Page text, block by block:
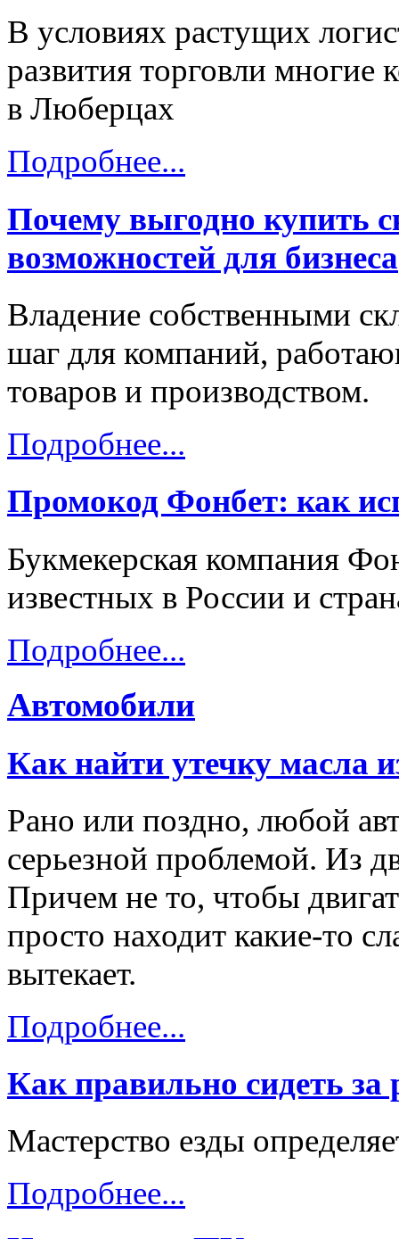
В условиях растущих
развития торговли многие
в Люберцах
Подробнее...
Почему выгодно купить
возможностей для бизнеса
Владение собственными
шаг для компаний,
товаров и производством.
Подробнее...
Промокод Фонбет: как
Букмекерская компания
известных в России и
Подробнее...
Автомобили
Как найти утечку масла
Рано или поздно, любой
серьезной проблемой. Из
Причем не то, чтобы
просто находит какие-то
вытекает.
Подробнее...
Как правильно сидеть за
Мастерство езды
Подробнее...